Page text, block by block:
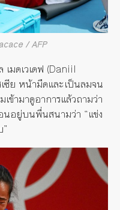
/ AFP
มดเวเดฟ (Daniil
ซีย หน้ามืดและเป็นลมจน
ข้ามาดูอาการแล้วถามว่า
นอยู่บนพื่นสนามว่า “แข่ง